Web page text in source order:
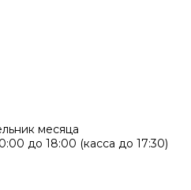
месяца
до 18:00 (касса до 17:30)